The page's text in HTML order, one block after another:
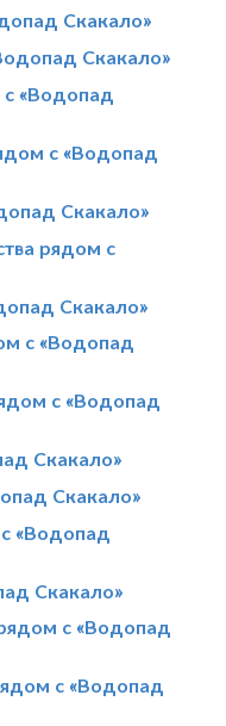
Скакало»
Скакало»
«Водопад
с «Водопад
Скакало»
рядом с
Скакало»
с «Водопад
с «Водопад
Скакало»
Скакало»
«Водопад
Скакало»
с «Водопад
с «Водопад